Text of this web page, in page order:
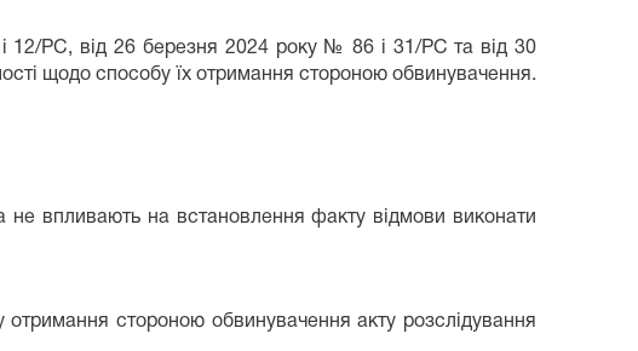
12/РС, від 26 березня 2024 року № 86 і 31/РС та від 30
щодо способу їх отримання стороною обвинувачення.
не впливають на встановлення факту відмови виконати
отримання стороною обвинувачення акту розслідування